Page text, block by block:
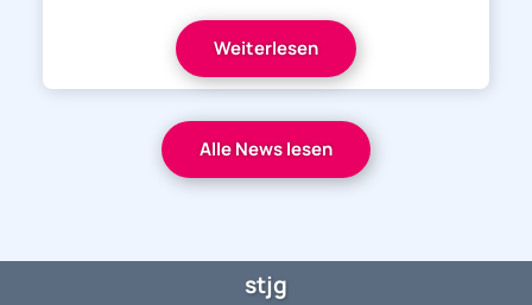
Weiterlesen
Alle News lesen
stjg